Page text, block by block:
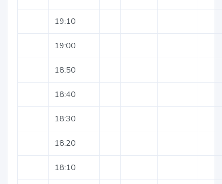
19:10
19:00
18:50
18:40
18:30
18:20
18:10